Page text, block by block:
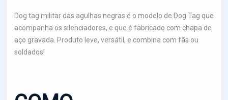
Dog tag militar das agulhas negras é o modelo de Dog Tag que
acompanha os silenciadores, e que é fabricado com chapa de
aço gravada. Produto leve, versátil, e combina com fãs ou
soldados!